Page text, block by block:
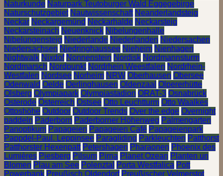
Naturkunde Naturpark Teutoburger Wald Eggegebirge
Naturschutzgebiet Nautwissenschaft Neanderlandsteig
Neckar Neckargemünd Neckarhalde Neckarsteig
Neckarsteinach Neuenknick Nibelungenhalle
Nibelungensteig Niederlande Niederlanden Niedersachen
Niedersachsen Niedringhaussee Nieheim Nienhagen
Nightwalk Nixdof Nonnenstein Nordisk Nordmannsturm
Nordmarsch Nordpunkt Nordrhein Weestfalen Nordrhein-
Westfalen Nordsee Norheim NRW Oberhausen Obersee
Odenwald Oelde Oerlinghausen Oldenzaal Olpererhütte
Olsberg Olympiapark Olympiastadion ORAT-3 Osnabrück
Osterode Österreich Ostsee Otto Leuchtturm Otto Waalkes
Ottoshöhe Outdoor Outdoor Trends Over the edge Overnight
paddeln Paderborn Paderborner Höhenweg Palmengarten
Panoptikum Papageien Papageien Café Papageienpark
Pappdel-Paul. Leppinsee Paragliding Parkleuchten Patthorst
Patthorster Hexenpatt Petershagen Pharaonen Phoenix des
Lumières Piesberg Pilsum Pirna Planet Ozean Planten un
Blomen Plau am See Polenztal Porta Westfalica Pott
Powerbank Preußisch Oldendorf Preußischer Velmerstot